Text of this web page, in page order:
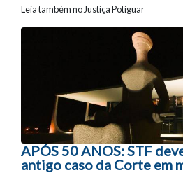
Leia também no Justiça Potiguar
Navegação entre
APÓS 50 ANOS: STF
antigo caso da Corte em